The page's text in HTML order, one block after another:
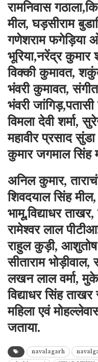
रामनिवास
मील, घड़सीराम
गणेशराम फगेड़िया
भूरिया,नरेंद्र
विक्की कुमावत,
भंवरी कुमावत,
भंवरी जांगिड़,पतासी
विमला देवी शर्मा,
महावीर प्रसाद
कुमार जगमाल सिंह
अनिल कुमार,
शिवदयाल सिंह
भामू,विद्याधर
रामेश्वर लाल
राहुल कुड़ी, आशुतोष
सीताराम
लखन लाल वर्मा,
विद्याधर सिंह
महिला एवं
जताया.
navalagarh